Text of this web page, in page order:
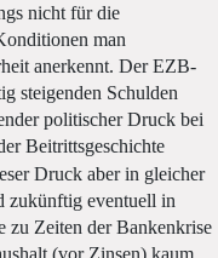
nicht für die
man
anerkennt. Der EZB-
steigenden Schulden
politischer Druck bei
Beitrittsgeschichte
Druck aber in gleicher
zukünftig eventuell in
zu Zeiten der Bankenkrise